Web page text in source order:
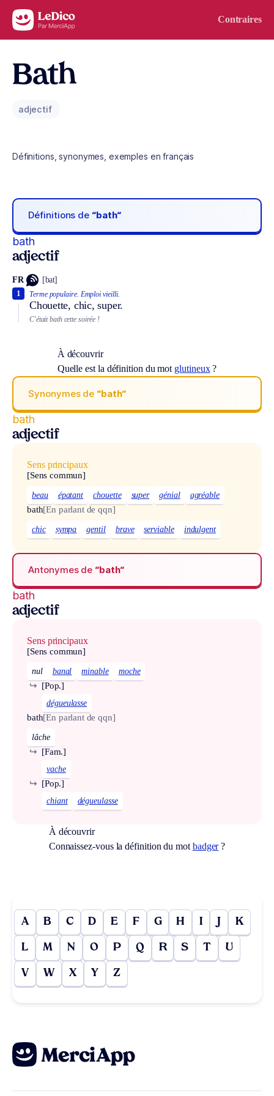
Aller au contenu Contraires
Bath
adjectif
Définitions, synonymes, exemples en français
Définitions de “bath“
bath
adjectif
FR [bat]
Terme populaire. Emploi vieilli.
Chouette, chic, super.
1
C'était bath cette soirée !
À découvrir
Quelle est la définition du mot glutineux?
Synonymes de “bath“
bath
adjectif
Sens principaux
[Sens commun]
beau épatant chouette super génial agréable
bath[En parlant de qqn]
chic sympa gentil brave serviable indulgent
Antonymes de “bath“
bath
adjectif
Sens principaux
[Sens commun]
nul banal minable moche
[Pop.]
↪
dégueulasse
bath[En parlant de qqn]
lâche
[Fam.]
↪
vache
[Pop.]
↪
chiant dégueulasse
À découvrir
Connaissez-vous la définition du mot badger?
A B C D E F G H I J K
L M N O P Q R S T U
V W X Y Z